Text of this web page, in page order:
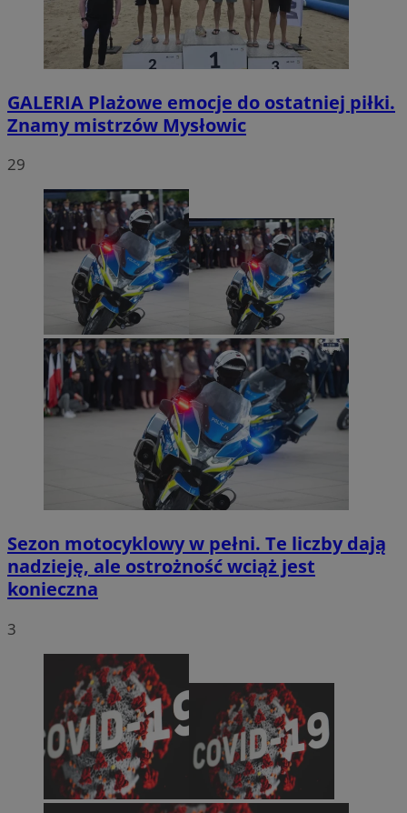
GALERIA Plażowe emocje do ostatniej piłki.
Znamy mistrzów Mysłowic
29
Sezon motocyklowy w pełni. Te liczby dają
nadzieję, ale ostrożność wciąż jest
konieczna
3